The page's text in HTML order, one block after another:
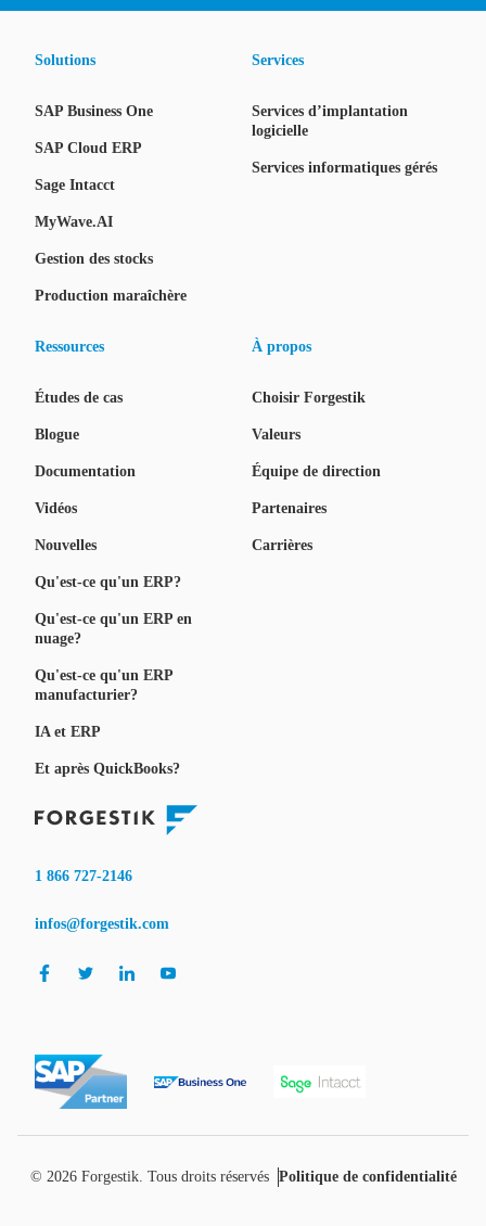
Solutions
SAP Business One
SAP Cloud ERP
Sage Intacct
MyWave.AI
Gestion des stocks
Production maraîchère
Services
Services d’implantation
logicielle
Services informatiques gérés
Ressources
Études de cas
Blogue
Documentation
Vidéos
Nouvelles
Qu'est-ce qu'un ERP?
Qu'est-ce qu'un ERP en
nuage?
Qu'est-ce qu'un ERP
manufacturier?
IA et ERP
Et après QuickBooks?
À propos
Choisir Forgestik
Valeurs
Équipe de direction
Partenaires
Carrières
1 866 727-2146
infos@forgestik.com
© 2026 Forgestik. Tous droits réservés Politique de confidentialité